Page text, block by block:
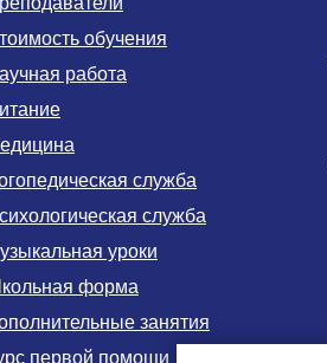
первой помощи
работа
занятия
форма
уроки
служба
служба
обучения